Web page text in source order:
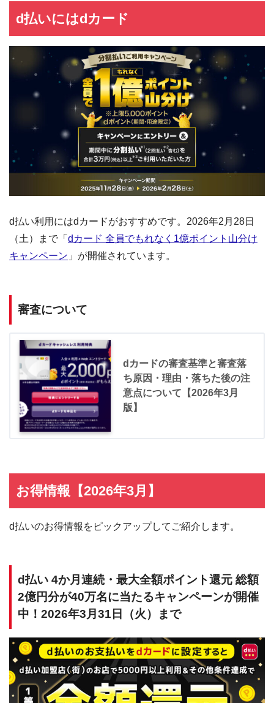
d払いにはdカード
d払い利用にはdカードがおすすめです。2026年2月28日
（土）まで「 dカード 全員でもれなく1億ポイント山分け
キャンペーン 」が開催されています。
審査について
dカードの審査基準と審査落
ち原因・理由・落ちた後の注
意点について【2026年3月
版】
お得情報【2026年3月】
d払いのお得情報をピックアップしてご紹介します。
d払い 4か月連続・最大全額ポイント還元 総額
2億円分が40万名に当たるキャンペーンが開催
中！2026年3月31日（火）まで